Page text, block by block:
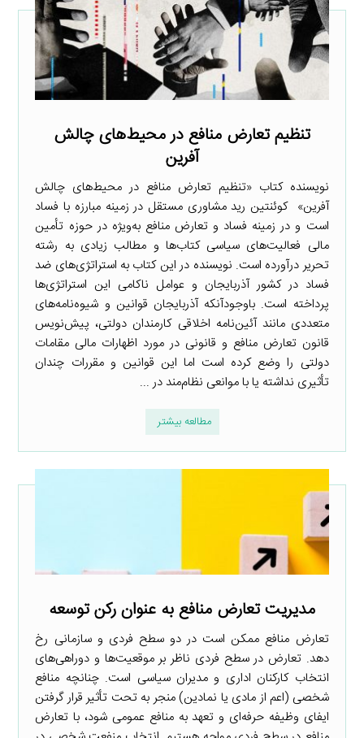
تنظیم تعارض منافع در محیط‌های چالش
آفرین
نویسنده کتاب «تنظیم تعارض منافع در محیط‌های چالش
آفرین» کوئنتین رید مشاوری مستقل در زمینه مبارزه با فساد
است و در زمینه فساد و تعارض منافع به‌ویژه در حوزه تأمین
مالی فعالیت‌های سیاسی کتاب‌ها و مطالب زیادی به رشته
تحریر درآورده است. نویسنده در این کتاب به استراتژی‌های ضد
فساد در کشور آذربایجان و عوامل ناکامی این استراتژی‌ها
پرداخته است. باوجودآنکه آذربایجان قوانین و شیوه‌نامه‌های
متعددی مانند آئین‌نامه اخلاقی کارمندان دولتی، پیش‌نویس
قانون تعارض منافع و قانونی در مورد اظهارات مالی مقامات
دولتی را وضع کرده است اما این قوانین و مقررات چندان
تأثیری نداشته یا با موانعی نظام‌مند در ...
مطالعه بیشتر
مدیریت تعارض منافع به عنوان رکن توسعه
تعارض منافع ممکن است در دو سطح فردی و سازمانی رخ
دهد. تعارض در سطح فردی ناظر بر موقعیت‌ها و دوراهی‌های
انتخاب کارکنان اداری و مدیران سیاسی است. چنانچه منافع
شخصی (اعم از مادی یا نمادین) منجر به تحت تأثیر قرار گرفتن
ایفای وظیفه حرفه‌ای و تعهد به منافع عمومی شود، با تعارض